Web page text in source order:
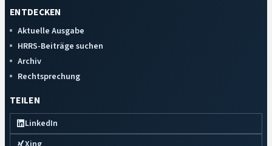
ENTDECKEN
Aktuelle Ausgabe
HRRS-Beiträge suchen
Archiv
Rechtsprechung
TEILEN
LinkedIn